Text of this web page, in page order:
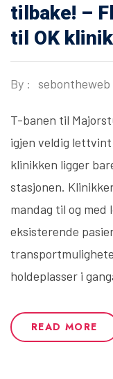
tilbake! –
til OK
By : sebontheweb
T-banen til
igjen veldig lettvint
klinikken ligger
stasjonen.
mandag til og med
eksisterende
holdeplasser i
READ MORE